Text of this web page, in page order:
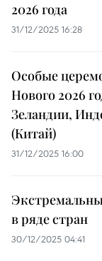
2026 года
31/12/2025 16:28
Особые
Нового 2026
Зеландии,
(Китай)
31/12/2025 16:00
в ряде стран
30/12/2025 04:41